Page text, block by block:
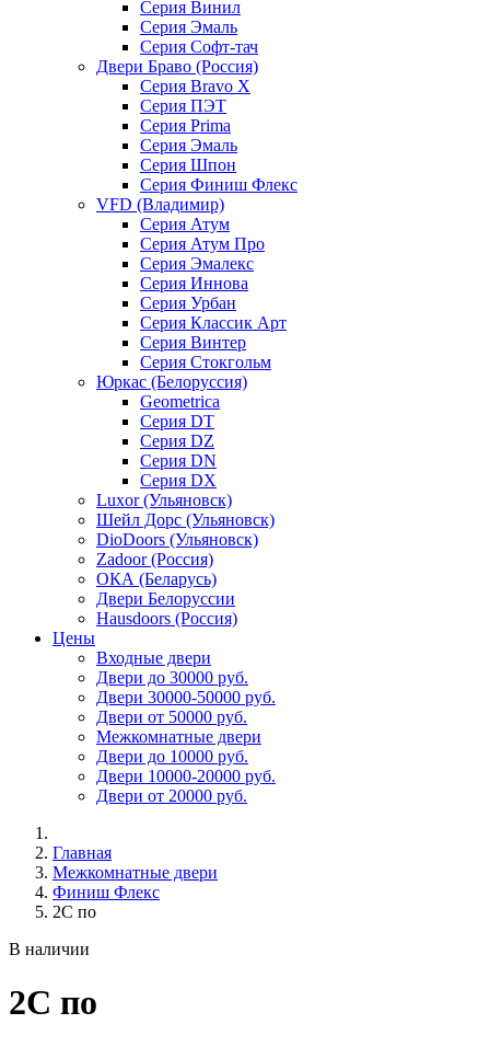
Серия Винил
Серия Эмаль
Серия Софт-тач
Двери Браво (Россия)
Серия Bravo X
Серия ПЭТ
Серия Prima
Серия Эмаль
Серия Шпон
Серия Финиш Флекс
VFD (Владимир)
Серия Атум
Серия Атум Про
Серия Эмалекс
Серия Иннова
Серия Урбан
Серия Классик Арт
Серия Винтер
Серия Стокгольм
Юркас (Белоруссия)
Geometrica
Серия DT
Серия DZ
Серия DN
Серия DX
Luxor (Ульяновск)
Шейл Дорс (Ульяновск)
DioDoors (Ульяновск)
Zadoor (Россия)
ОКА (Беларусь)
Двери Белоруссии
Hausdoors (Россия)
Цены
Входные двери
Двери до 30000 руб.
Двери 30000-50000 руб.
Двери от 50000 руб.
Межкомнатные двери
Двери до 10000 руб.
Двери 10000-20000 руб.
Двери от 20000 руб.
Главная
Межкомнатные двери
Финиш Флекс
2С по
В наличии
2С по